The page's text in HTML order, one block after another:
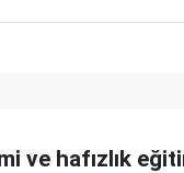
ve hafızlık